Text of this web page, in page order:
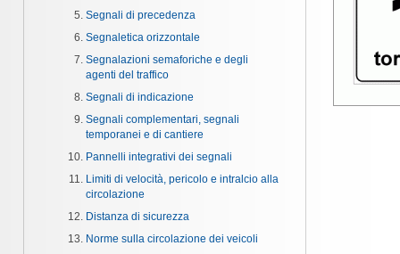
Segnali di precedenza
Segnaletica orizzontale
Segnalazioni semaforiche e degli
agenti del traffico
Segnali di indicazione
Segnali complementari, segnali
temporanei e di cantiere
Pannelli integrativi dei segnali
Limiti di velocità, pericolo e intralcio alla
circolazione
Distanza di sicurezza
Norme sulla circolazione dei veicoli